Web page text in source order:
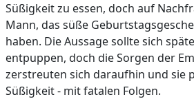
Süßigkeit zu essen, doch auf
Mann, das süße
haben. Die Aussage sollte sich
entpuppen, doch die Sorgen der
zerstreuten sich daraufhin und sie
Süßigkeit - mit fatalen Folgen.